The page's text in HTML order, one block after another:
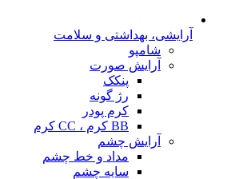
آرایشی، بهداشتی و سلامت
شامپو
آرایش صورت
پنکک
رژ گونه
کرم پودر
BB کرم ، CC کرم
آرایش چشم
مداد و خط چشم
سایه چشم